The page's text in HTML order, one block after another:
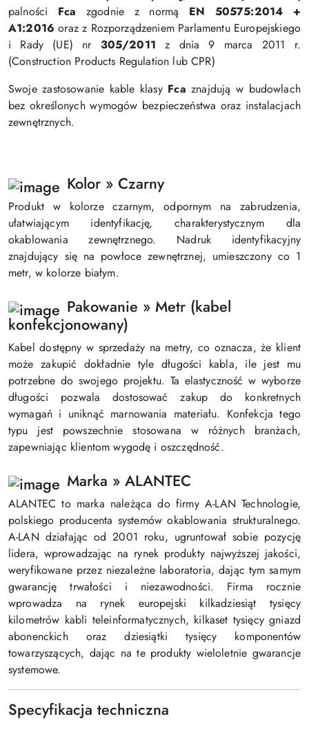
palności Fca zgodnie z normą EN 50575:2014 +
A1:2016 oraz z Rozporządzeniem Parlamentu Europejskiego
i Rady (UE) nr 305/2011 z dnia 9 marca 2011 r.
(Construction Products Regulation lub CPR)
Swoje zastosowanie kable klasy Fca znajdują w budowlach
bez określonych wymogów bezpieczeństwa oraz instalacjach
zewnętrznych.
Kolor » Czarny
Produkt w kolorze czarnym, odpornym na zabrudzenia,
ułatwiającym identyfikację, charakterystycznym dla
okablowania zewnętrznego. Nadruk identyfikacyjny
znajdujący się na powłoce zewnętrznej, umieszczony co 1
metr, w kolorze białym.
Pakowanie » Metr (kabel
konfekcjonowany)
Kabel dostępny w sprzedaży na metry, co oznacza, że klient
może zakupić dokładnie tyle długości kabla, ile jest mu
potrzebne do swojego projektu. Ta elastyczność w wyborze
długości pozwala dostosować zakup do konkretnych
wymagań i uniknąć marnowania materiału. Konfekcja tego
typu jest powszechnie stosowana w różnych branżach,
zapewniając klientom wygodę i oszczędność.
Marka » ALANTEC
ALANTEC to marka należąca do firmy A-LAN Technologie,
polskiego producenta systemów okablowania strukturalnego.
A-LAN działając od 2001 roku, ugruntował sobie pozycję
lidera, wprowadzając na rynek produkty najwyższej jakości,
weryfikowane przez niezależne laboratoria, dając tym samym
gwarancję trwałości i niezawodności. Firma rocznie
wprowadza na rynek europejski kilkadziesiąt tysięcy
kilometrów kabli teleinformatycznych, kilkaset tysięcy gniazd
abonenckich oraz dziesiątki tysięcy komponentów
towarzyszących, dając na te produkty wieloletnie gwarancje
systemowe.
Specyfikacja techniczna